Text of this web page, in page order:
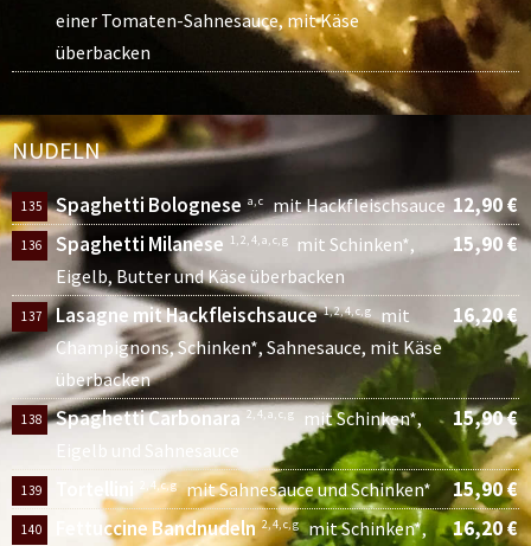
einer Tomaten-Sahnesauce, mit Käse
überbacken
NUDELN
135 Spaghetti Bolognese a, c mit Hackfleischsauce 12,90 €
136 Spaghetti Milanese 1, 2, 4, a, c, g
mit Schinken*,
Eigelb, Butter und Käse überbacken
15,90 €
137 Lasagne mit Hackfleischsauce 1, 2, 4, c, g
mit
Champignons, Schinken*, Sahnesauce, mit Käse
überbacken
16,20 €
138 Spaghetti Carbonara 2, 4, a, c, g
mit Schinken*,
Eigelb und Sahnesauce
15,90 €
139 2, 4, c, g mit Sahnesauce und Schinken* 15,90 €
140 Fettuccine Bandnudeln 2, 4, c, g mit Schinken*,
16,20 €